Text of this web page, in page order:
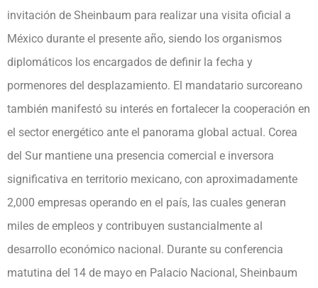
invitación de Sheinbaum para realizar una visita oficial a
México durante el presente año, siendo los organismos
diplomáticos los encargados de definir la fecha y
pormenores del desplazamiento. El mandatario surcoreano
también manifestó su interés en fortalecer la cooperación en
el sector energético ante el panorama global actual. Corea
del Sur mantiene una presencia comercial e inversora
significativa en territorio mexicano, con aproximadamente
2,000 empresas operando en el país, las cuales generan
miles de empleos y contribuyen sustancialmente al
desarrollo económico nacional. Durante su conferencia
matutina del 14 de mayo en Palacio Nacional, Sheinbaum